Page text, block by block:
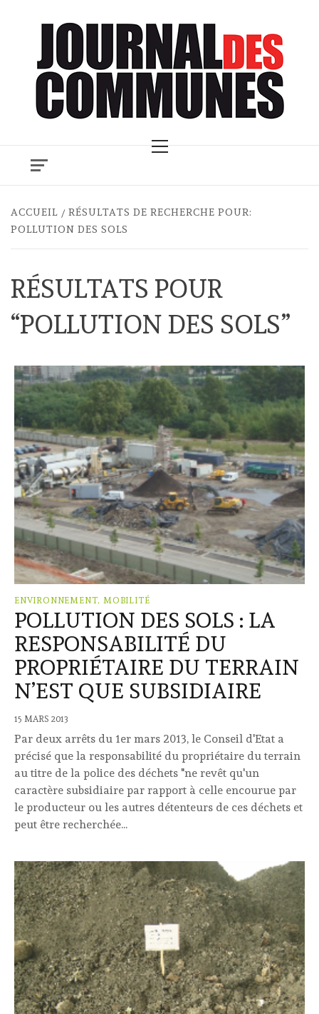
Menu
ACCUEIL
RÉSULTATS DE RECHERCHE POUR:
POLLUTION DES SOLS
RÉSULTATS POUR
“POLLUTION DES SOLS”
ENVIRONNEMENT, MOBILITÉ
POLLUTION DES SOLS : LA
RESPONSABILITÉ DU
PROPRIÉTAIRE DU TERRAIN
N’EST QUE SUBSIDIAIRE
15 MARS 2013
Par deux arrêts du 1er mars 2013, le Conseil d'Etat a
précisé que la responsabilité du propriétaire du terrain
au titre de la police des déchets "ne revêt qu'un
caractère subsidiaire par rapport à celle encourue par
le producteur ou les autres détenteurs de ces déchets et
peut être recherchée...